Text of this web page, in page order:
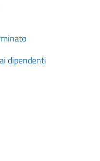
dipendenti